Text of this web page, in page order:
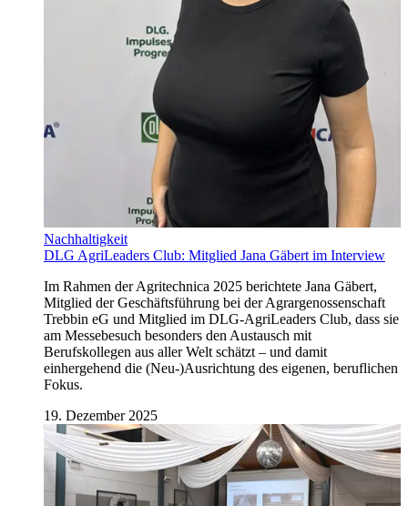
Nachhaltigkeit
DLG AgriLeaders Club: Mitglied Jana Gäbert im Interview
Im Rahmen der Agritechnica 2025 berichtete Jana Gäbert,
Mitglied der Geschäftsführung bei der Agrargenossenschaft
Trebbin eG und Mitglied im DLG-AgriLeaders Club, dass sie
am Messebesuch besonders den Austausch mit
Berufskollegen aus aller Welt schätzt – und damit
einhergehend die (Neu-)Ausrichtung des eigenen, beruflichen
Fokus.
19. Dezember 2025